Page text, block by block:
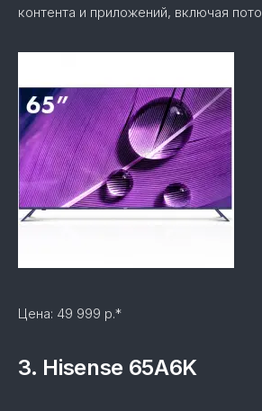
контента и приложений, включая
Цена: 49 999 р.*
3. Hisense 65A6K